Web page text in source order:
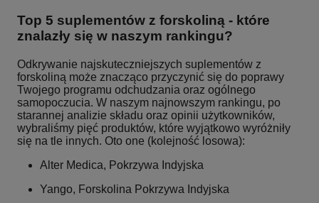
Top 5 suplementów z forskoliną - które
znalazły się w naszym rankingu?
Odkrywanie najskuteczniejszych suplementów z
forskoliną może znacząco przyczynić się do poprawy
Twojego programu odchudzania oraz ogólnego
samopoczucia. W naszym najnowszym rankingu, po
starannej analizie składu oraz opinii użytkowników,
wybraliśmy pięć produktów, które wyjątkowo wyróżniły
się na tle innych. Oto one (kolejność losowa):
Alter Medica, Pokrzywa Indyjska
Yango, Forskolina Pokrzywa Indyjska